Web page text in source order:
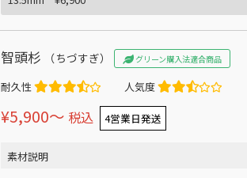
智頭杉 （ちづすぎ） グリーン購入法適合商品
耐久性 人気度
¥5,900〜 税込 4営業日発送
素材説明